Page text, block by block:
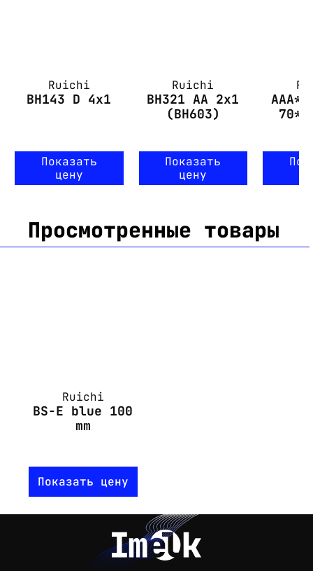
Ruichi
BH143 D 4x1
Показать
цену
Ruichi
BH321 AA 2x1
(BH603)
Показать
цену
Просмотренные товары
Ruichi
BS-E blue 100
mm
Показать цену